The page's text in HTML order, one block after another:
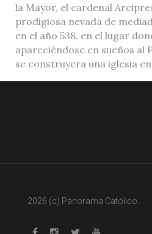
la Mayor, el cardenal
prodigiosa nevada de
en el año 538, en el lugar
apareciéndose en sueños al
se construyera una iglesia
2026 (c) Panorama Católico.